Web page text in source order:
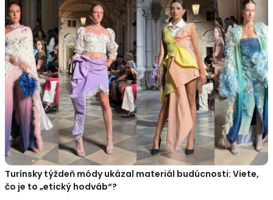
Turínsky týždeň módy ukázal materiál budúcnosti: Viete,
čo je to „etický hodváb“?